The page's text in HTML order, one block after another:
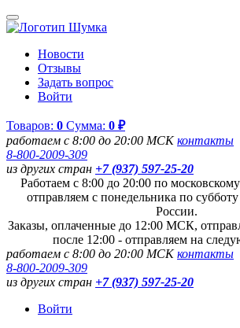
Новости
Отзывы
Задать вопрос
Войти
Товаров: 0 Сумма: 0 ₽
работаем с 8:00 до 20:00 МСКконтакты
8-800-2009-309
из других стран +7 (937) 597-25-20
Работаем с 8:00 до 20:00 по
отправляем с понедельника по
России.
Заказы, оплаченные до 12:00 МСК,
после 12:00 - отправляем на
работаем с 8:00 до 20:00 МСКконтакты
8-800-2009-309
из других стран +7 (937) 597-25-20
Войти